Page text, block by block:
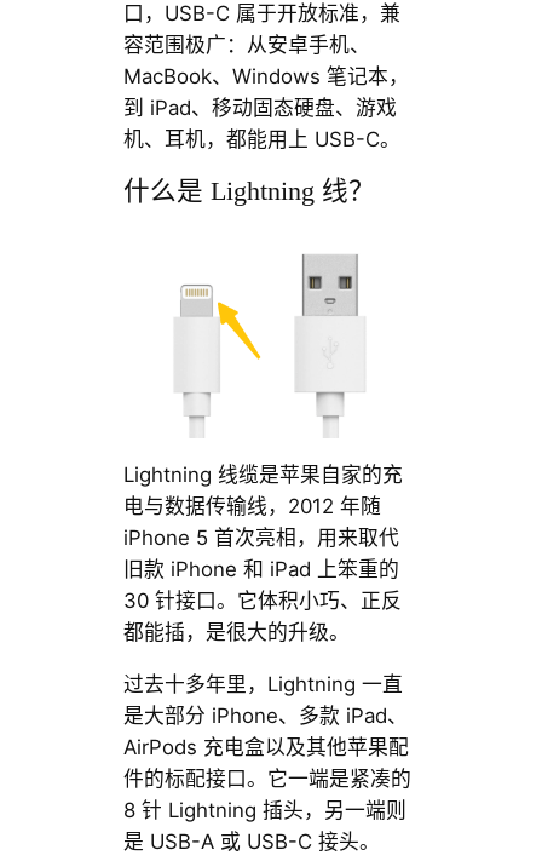
口，USB-C 属于开放标准，兼
容范围极广：从安卓手机、
MacBook、Windows 笔记本，
到 iPad、移动固态硬盘、游戏
机、耳机，都能用上 USB-C。
什么是 Lightning 线？
Lightning 线缆是苹果自家的充
电与数据传输线，2012 年随
iPhone 5 首次亮相，用来取代
旧款 iPhone 和 iPad 上笨重的
30 针接口。它体积小巧、正反
都能插，是很大的升级。
过去十多年里，Lightning 一直
是大部分 iPhone、多款 iPad、
AirPods 充电盒以及其他苹果配
件的标配接口。它一端是紧凑的
8 针 Lightning 插头，另一端则
是 USB-A 或 USB-C 接头。